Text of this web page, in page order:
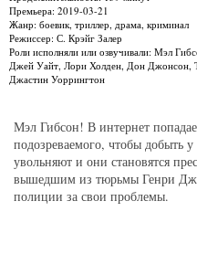
Премьера: 2019-03-21
Жанр: боевик, триллер, драма, криминал
Режиссер: С. Крэйг Залер
Роли исполняли или озвучивали: Мэл
Джей Уайт, Лори Холден, Дон Джонсон,
Джастин Уоррингтон
Мэл Гибсон! В интернет
подозреваемого, чтобы добыть
увольняют и они становятся
вышедшим из тюрьмы Генри
полиции за свои проблемы.